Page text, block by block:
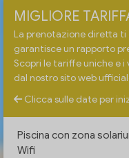
MIGLIORE
La prenotazione diretta ti
garantisce un rapporto
Scopri le tariffe uniche e
dal nostro sito web
Clicca sulle date per
Piscina con zona
Wifi